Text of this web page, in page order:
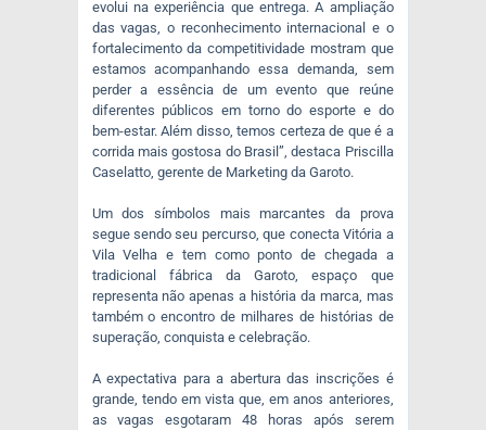
evolui na experiência que entrega. A ampliação
das vagas, o reconhecimento internacional e o
fortalecimento da competitividade mostram que
estamos acompanhando essa demanda, sem
perder a essência de um evento que reúne
diferentes públicos em torno do esporte e do
bem-estar. Além disso, temos certeza de que é a
corrida mais gostosa do Brasil”, destaca Priscilla
Caselatto, gerente de Marketing da Garoto.
Um dos símbolos mais marcantes da prova
segue sendo seu percurso, que conecta Vitória a
Vila Velha e tem como ponto de chegada a
tradicional fábrica da Garoto, espaço que
representa não apenas a história da marca, mas
também o encontro de milhares de histórias de
superação, conquista e celebração.
A expectativa para a abertura das inscrições é
grande, tendo em vista que, em anos anteriores,
as vagas esgotaram 48 horas após serem